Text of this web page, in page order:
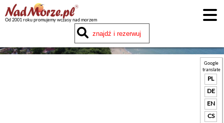
Od 2001 roku promujemy wczasy nad morzem
Google
translate
PL
DE
EN
CS